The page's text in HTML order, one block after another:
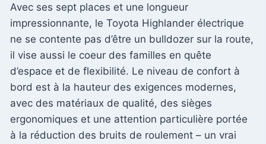
Avec ses sept places et une longueur
impressionnante, le Toyota Highlander électrique
ne se contente pas d’être un bulldozer sur la route,
il vise aussi le coeur des familles en quête
d’espace et de flexibilité. Le niveau de confort à
bord est à la hauteur des exigences modernes,
avec des matériaux de qualité, des sièges
ergonomiques et une attention particulière portée
à la réduction des bruits de roulement – un vrai